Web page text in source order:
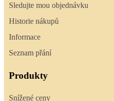
Sledujte mou objednávku
Historie nákupů
Informace
Seznam přání
Produkty
Snížené ceny